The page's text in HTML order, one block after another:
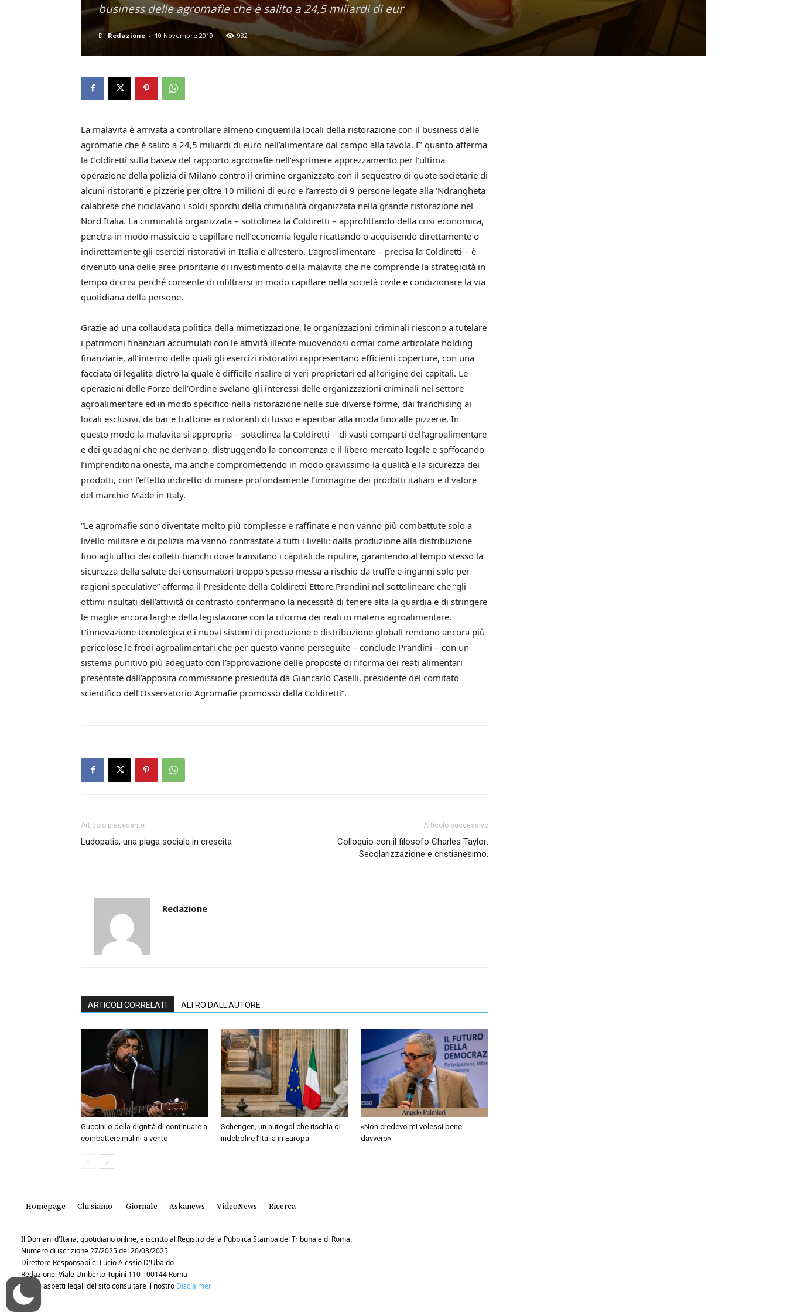
business delle agromafie che è salito a 24,5 miliardi di eur
Di Redazione - 10 Novembre 2019 932
La malavita è arrivata a controllare almeno cinquemila locali della ristorazione con il business delle
agromafie che è salito a 24,5 miliardi di euro nell’alimentare dal campo alla tavola. E’ quanto afferma
la Coldiretti sulla basew del rapporto agromafie nell’esprimere apprezzamento per l’ultima
operazione della polizia di Milano contro il crimine organizzato con il sequestro di quote societarie di
alcuni ristoranti e pizzerie per oltre 10 milioni di euro e l’arresto di 9 persone legate alla ‘Ndrangheta
calabrese che riciclavano i soldi sporchi della criminalità organizzata nella grande ristorazione nel
Nord Italia. La criminalità organizzata – sottolinea la Coldiretti – approfittando della crisi economica,
penetra in modo massiccio e capillare nell’economia legale ricattando o acquisendo direttamente o
indirettamente gli esercizi ristorativi in Italia e all’estero. L’agroalimentare – precisa la Coldiretti – è
divenuto una delle aree prioritarie di investimento della malavita che ne comprende la strategicità in
tempo di crisi perché consente di infiltrarsi in modo capillare nella società civile e condizionare la via
quotidiana della persone.
Grazie ad una collaudata politica della mimetizzazione, le organizzazioni criminali riescono a tutelare
i patrimoni finanziari accumulati con le attività illecite muovendosi ormai come articolate holding
finanziarie, all’interno delle quali gli esercizi ristorativi rappresentano efficienti coperture, con una
facciata di legalità dietro la quale è difficile risalire ai veri proprietari ed all’origine dei capitali. Le
operazioni delle Forze dell’Ordine svelano gli interessi delle organizzazioni criminali nel settore
agroalimentare ed in modo specifico nella ristorazione nelle sue diverse forme, dai franchising ai
locali esclusivi, da bar e trattorie ai ristoranti di lusso e aperibar alla moda fino alle pizzerie. In
questo modo la malavita si appropria – sottolinea la Coldiretti – di vasti comparti dell’agroalimentare
e dei guadagni che ne derivano, distruggendo la concorrenza e il libero mercato legale e soffocando
l’imprenditoria onesta, ma anche compromettendo in modo gravissimo la qualità e la sicurezza dei
prodotti, con l’effetto indiretto di minare profondamente l’immagine dei prodotti italiani e il valore
del marchio Made in Italy.
“Le agromafie sono diventate molto più complesse e raffinate e non vanno più combattute solo a
livello militare e di polizia ma vanno contrastate a tutti i livelli: dalla produzione alla distribuzione
fino agli uffici dei colletti bianchi dove transitano i capitali da ripulire, garantendo al tempo stesso la
sicurezza della salute dei consumatori troppo spesso messa a rischio da truffe e inganni solo per
ragioni speculative” afferma il Presidente della Coldiretti Ettore Prandini nel sottolineare che “gli
ottimi risultati dell’attività di contrasto confermano la necessità di tenere alta la guardia e di stringere
le maglie ancora larghe della legislazione con la riforma dei reati in materia agroalimentare.
L’innovazione tecnologica e i nuovi sistemi di produzione e distribuzione globali rendono ancora più
pericolose le frodi agroalimentari che per questo vanno perseguite – conclude Prandini – con un
sistema punitivo più adeguato con l’approvazione delle proposte di riforma dei reati alimentari
presentate dall’apposita commissione presieduta da Giancarlo Caselli, presidente del comitato
scientifico dell’Osservatorio Agromafie promosso dalla Coldiretti”.
Articolo precedente
Ludopatia, una piaga sociale in crescita
Articolo successivo
Colloquio con il filosofo Charles Taylor:
Secolarizzazione e cristianesimo.
Redazione
ARTICOLI CORRELATI ALTRO DALL'AUTORE
Guccini o della dignità di continuare a
combattere mulini a vento
Schengen, un autogol che rischia di
indebolire l’Italia in Europa
«Non credevo mi volessi bene
davvero»
Homepage Chi siamo Giornale Askanews VideoNews Ricerca
Il Domani d'Italia, quotidiano online, è iscritto al Registro della Pubblica Stampa del Tribunale di Roma.
Numero di iscrizione 27/2025 del 20/03/2025
Direttore Responsabile: Lucio Alessio D'Ubaldo
Redazione: Viale Umberto Tupini 110 - 00144 Roma
Per gli aspetti legali del sito consultare il nostro Disclaimer